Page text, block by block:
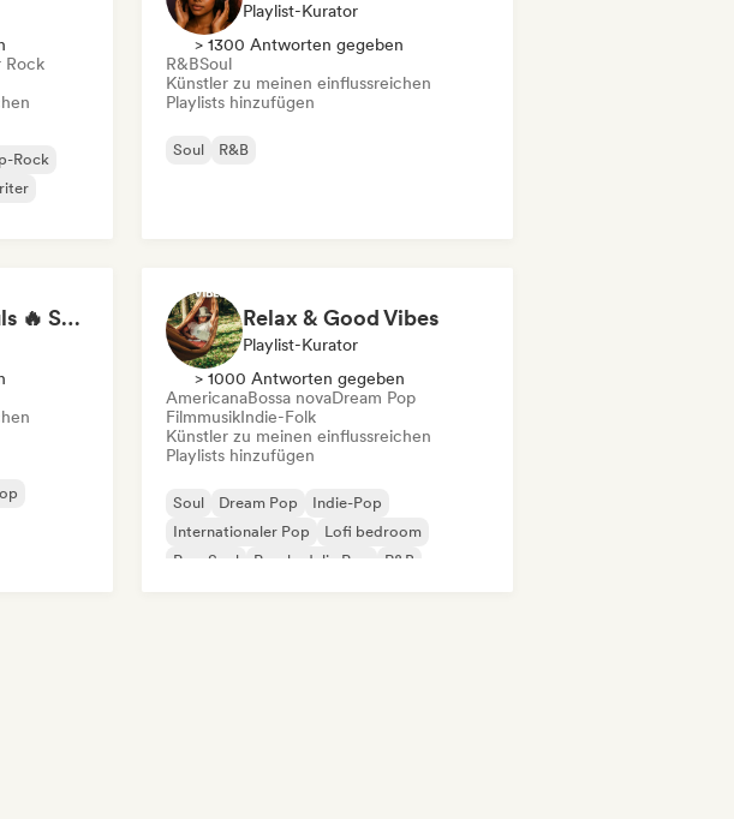
Rock
Rock
Playlist-Kurator
> 1300 Antworten gegeben
R&BSoul
Künstler zu meinen einflussreichen
Playlists hinzufügen
Soul R&B
All Soul, No Fouls 🔥 Smooth Contemporary R&B & Neo Soul Relax & Good Vibes
Playlist-Kurator
> 1000 Antworten gegeben
AmericanaBossa novaDream Pop
FilmmusikIndie-Folk
Künstler zu meinen einflussreichen
Playlists hinzufügen
Soul Dream Pop
Indie-Pop
Internationaler Pop
Lofi bedroom
Pop-Soul
Psychedelic Pop R&B